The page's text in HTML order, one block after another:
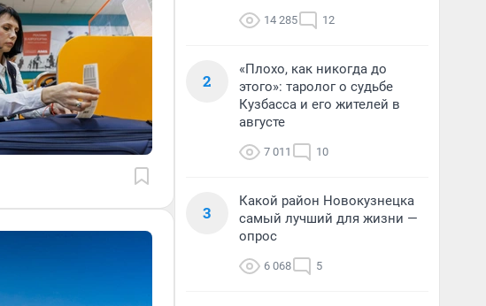
14 285 12
2
«Плохо, как никогда до
этого»: таролог о судьбе
Кузбасса и его жителей в
августе
7 011 10
3
Какой район Новокузнецка
самый лучший для жизни —
опрос
6 068 5